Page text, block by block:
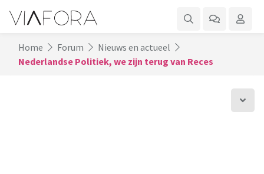
Home Forum
Nieuws en actueel
Nederlandse Politiek, we zijn terug van Reces